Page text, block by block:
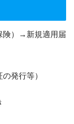
険）→新規適用届
発行等）